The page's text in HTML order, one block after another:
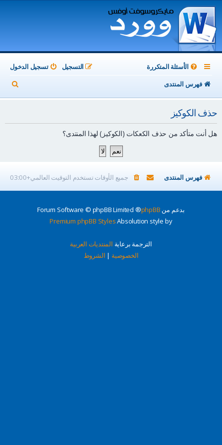
الأسئلة المتكررة تسجيل الدخول
التسجيل
فهرس المنتدى
ح
حذف الكوكيز
هل أنت متأكد من حذف الكعكات (الكوكيز) لهذا المنتدى؟
فهرس المنتدى جميع الأوقات تستخدم التوقيت العالمي+03:00
بدعم من phpBB
® Forum Software © phpBB Limited
Absolution style by
Premium phpBB Styles
الترجمة برعاية المنتديات العربية
الخصوصية | الشروط